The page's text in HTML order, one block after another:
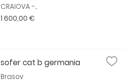
CRAIOVA -...
1 600,00 €
sofer cat b germania
Brasov